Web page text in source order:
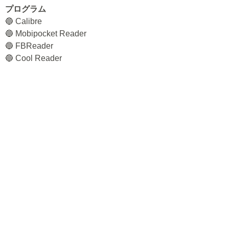
プログラム
🔵 Calibre
🔵 Mobipocket Reader
🔵 FBReader
🔵 Cool Reader